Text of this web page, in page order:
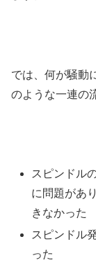
では、何が騒動
のような一連の
スピンドル
に問題があ
きなかった
スピンドル
った